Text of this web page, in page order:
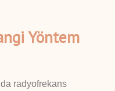
Yöntem
radyofrekans